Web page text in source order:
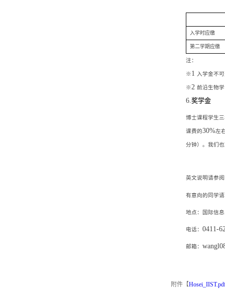
入学时应缴
第二学期应缴
注：
※ 1 入学金不
※2 前沿生物
6.奖学金
博士课程学生
课费的30%左
分钟）。我们
英文说明请参
有意向的同学
地点：国际信
电话： 0411-
邮箱：
附件【